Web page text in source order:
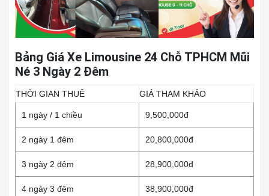
Bảng Giá Xe Limousine 24 Chỗ TPHCM Mũi
Né 3 Ngày 2 Đêm
THỜI GIAN THUÊ GIÁ THAM KHẢO
1 ngày / 1 chiều 9,500,000đ
2 ngày 1 đêm 20,800,000đ
3 ngày 2 đêm 28,900,000đ
4 ngày 3 đêm 38,900,000đ